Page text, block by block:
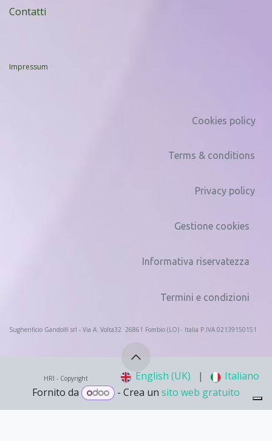
Contatti
Impressum
Cookies policy
Terms & conditions
Privacy policy
Gestione cookies
Informativa riservatezza
Termini e condizioni
Sugherificio Gandolfi srl - Via A. Volta32 26861 Fombio (LO) - Italia P.IVA 02139150151
HRI - Copyright English (UK) |
Italiano
Fornito da
- Crea un sito web gratuito